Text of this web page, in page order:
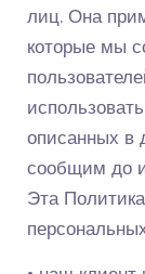
лиц. Она
которые мы
описанных в
сообщим до
Эта